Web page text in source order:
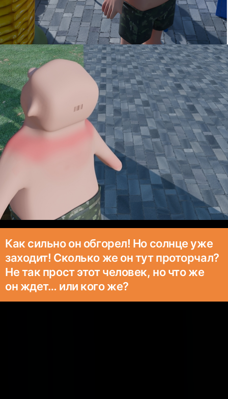
Как сильно он обгорел! Но солнце уже
заходит! Сколько же он тут проторчал?
Не так прост этот человек, но что же
он ждет… или кого же?